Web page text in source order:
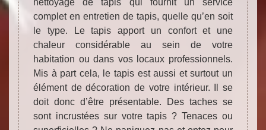
nettoyage de tapis qui fournit un service
complet en entretien de tapis, quelle qu’en soit
le type. Le tapis apport un confort et une
chaleur considérable au sein de votre
habitation ou dans vos locaux professionnels.
Mis à part cela, le tapis est aussi et surtout un
élément de décoration de votre intérieur. Il se
doit donc d’être présentable. Des taches se
sont incrustées sur votre tapis ? Tenaces ou